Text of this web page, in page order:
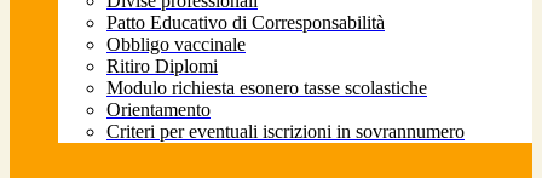
Patto Educativo di Corresponsabilità
Obbligo vaccinale
Ritiro Diplomi
Modulo richiesta esonero tasse scolastiche
Orientamento
Criteri per eventuali iscrizioni in sovrannumero